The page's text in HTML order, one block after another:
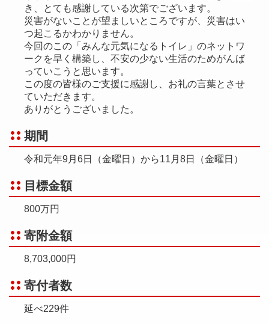
き、とても感謝している次第でございます。
災害がないことが望ましいところですが、災害はい
つ起こるかわかりません。
今回のこの「みんな元気になるトイレ」のネットワ
ークを早く構築し、不安の少ない生活のためがんば
っていこうと思います。
この度の皆様のご支援に感謝し、お礼の言葉とさせ
ていただきます。
ありがとうございました。
期間
令和元年9月6日（金曜日）から11月8日（金曜日）
目標金額
800万円
寄附金額
8,703,000円
寄付者数
延べ229件